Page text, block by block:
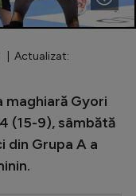
| Actualizat:
maghiară Gyori
(15-9), sâmbătă
din Grupa A a